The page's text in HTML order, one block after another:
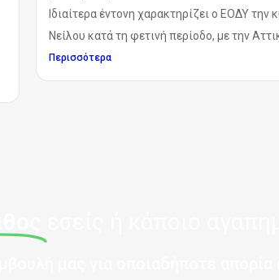
Ιδιαίτερα έντονη χαρακτηρίζει ο ΕΟΔΥ
Νείλου κατά τη φετινή περίοδο, με την
Περισσότερα